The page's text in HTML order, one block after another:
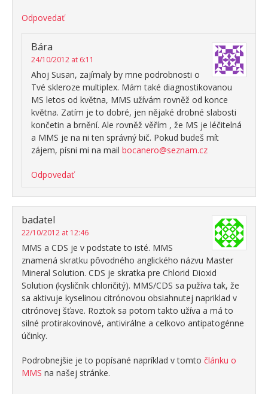
Odpovedať
Bára
24/10/2012 at 6:11
Ahoj Susan, zajímaly by mne podrobnosti o
Tvé skleroze multiplex. Mám také diagnostikovanou
MS letos od května, MMS užívám rovněž od konce
května. Zatím je to dobré, jen nějaké drobné slabosti
končetin a brnění. Ale rovněž věřím , že MS je léčitelná
a MMS je na ni ten správný bič. Pokud budeš mít
zájem, písni mi na mail bocanero@seznam.cz
Odpovedať
badatel
22/10/2012 at 12:46
MMS a CDS je v podstate to isté. MMS
znamená skratku pôvodného anglického názvu Master
Mineral Solution. CDS je skratka pre Chlorid Dioxid
Solution (kysličník chloričitý). MMS/CDS sa pužíva tak, že
sa aktivuje kyselinou citrónovou obsiahnutej napriklad v
citrónovej šťave. Roztok sa potom takto užíva a má to
silné protirakovinové, antivirálne a celkovo antipatogénne
účinky.
Podrobnejšie je to popísané napríklad v tomto článku o
MMS na našej stránke.